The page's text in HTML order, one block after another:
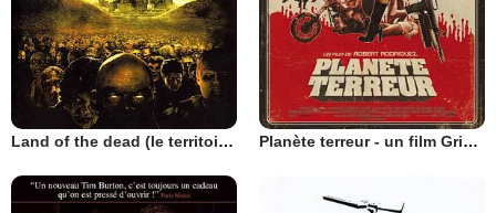
Land of the dead (le territoire des morts) Planète terreur - un film Grindhouse